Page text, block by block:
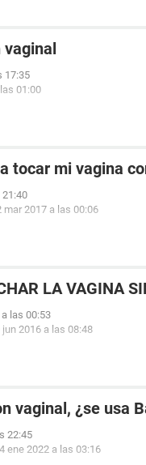
vaginal
17:35
01:00
tocar mi vagina
21:40
mar 2017 a las 00:06
LA VAGINA
las 00:53
jun 2016 a las 08:48
vaginal, ¿se usa
22:45
ene 2022 a las 03:16